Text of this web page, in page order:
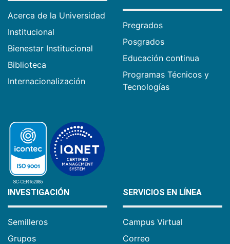
Acerca de la Universidad
Institucional
Bienestar Institucional
Biblioteca
Internacionalización
Pregrados
Posgrados
Educación continua
Programas Técnicos y
Tecnologías
INVESTIGACIÓN
Semilleros
Grupos
SERVICIOS EN LÍNEA
Campus Virtual
Correo